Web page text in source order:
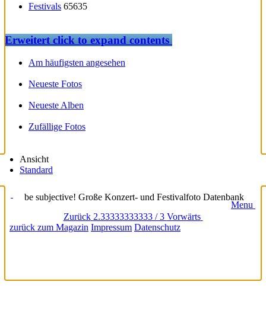
Festivals 65635
Erweitertclick to expand contents
Am häufigsten angesehen
Neueste Fotos
Neueste Alben
Zufällige Fotos
Ansicht
Standard
be subjective! Große Konzert- und Festivalfoto Datenbank
Menu
Zurück 2.33333333333 / 3 Vorwärts
zurück zum Magazin Impressum Datenschutz